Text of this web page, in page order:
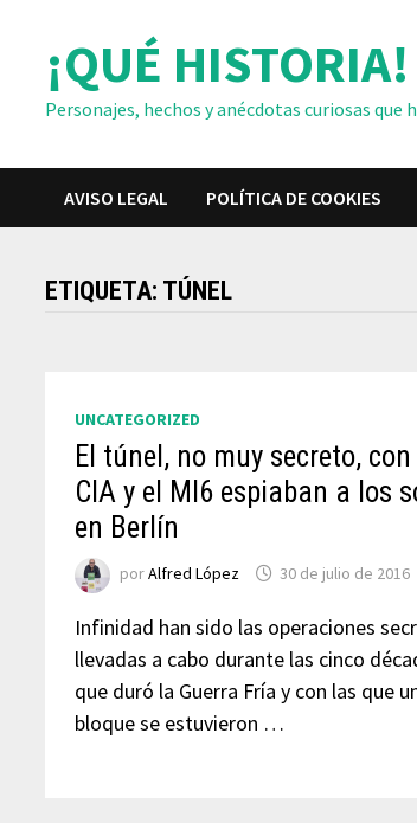
contenido¡QUÉ HISTORIA!
Personajes, hechos y anécdotas curiosas
AVISO LEGAL POLÍTICA DE COOKIES
ETIQUETA: TÚNEL
UNCATEGORIZED
El túnel, no muy secreto,
CIA y el MI6 espiaban a los
en Berlín
porAlfred López 30 de julio de 2016
Infinidad han sido las operaciones
llevadas a cabo durante las cinco
que duró la Guerra Fría y con las que
bloque se estuvieron …